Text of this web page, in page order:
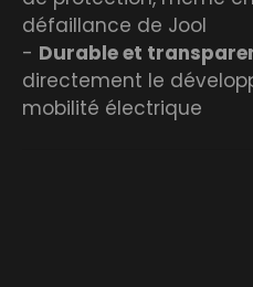
défaillance de Jool
- Durable et
directement le
mobilité électrique